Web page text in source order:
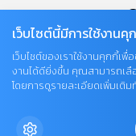
©
เว็บไซต์นี้มีการใช้งานคุ
เว็บไซต์ของเราใช้งานคุกกี้เ
งานได้ดียิ่งขึ้น คุณสามารถเลื
โดยการดูรายละเอียดเพิ่มเติ